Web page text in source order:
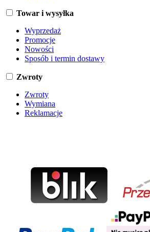
Towar i wysyłka
Wyprzedaż
Promocje
Nowości
Sposób i termin dostawy
Zwroty
Zwroty
Wymiana
Reklamacje